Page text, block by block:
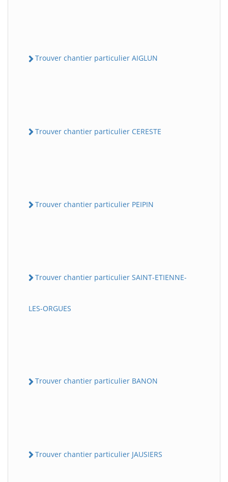
Trouver chantier particulier AIGLUN
Trouver chantier particulier CERESTE
Trouver chantier particulier PEIPIN
Trouver chantier particulier SAINT-ETIENNE-
LES-ORGUES
Trouver chantier particulier BANON
Trouver chantier particulier JAUSIERS